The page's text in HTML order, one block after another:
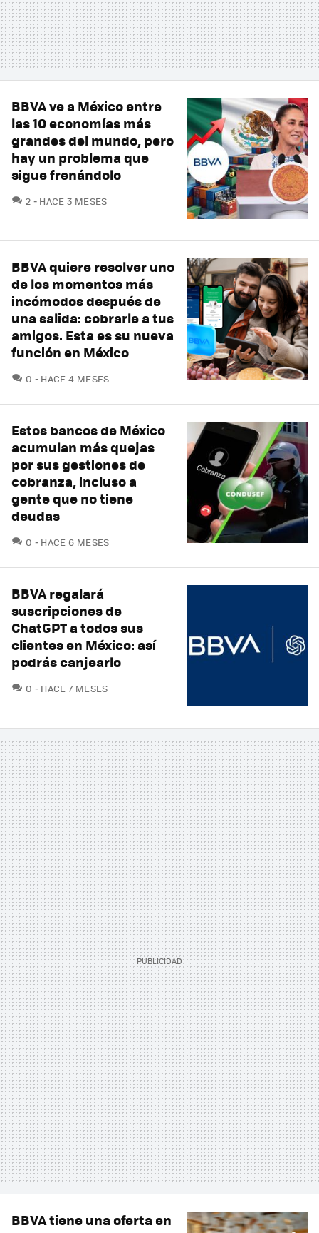
BBVA ve a México entre
las 10 economías más
grandes del mundo, pero
hay un problema que
sigue frenándolo
2 COMENTARIOS
HACE 3 MESES
BBVA quiere resolver uno
de los momentos más
incómodos después de
una salida: cobrarle a tus
amigos. Esta es su nueva
función en México
0 COMENTARIOS
HACE 4 MESES
Estos bancos de México
acumulan más quejas
por sus gestiones de
cobranza, incluso a
gente que no tiene
deudas
0 COMENTARIOS
HACE 6 MESES
BBVA regalará
suscripciones de
ChatGPT a todos sus
clientes en México: así
podrás canjearlo
0 COMENTARIOS
HACE 7 MESES
BBVA tiene una oferta en